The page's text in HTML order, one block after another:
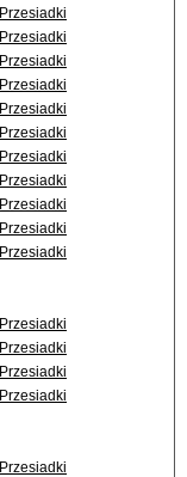
Przesiadki
Przesiadki
Przesiadki
Przesiadki
Przesiadki
Przesiadki
Przesiadki
Przesiadki
Przesiadki
Przesiadki
Przesiadki
Przesiadki
Przesiadki
Przesiadki
Przesiadki
Przesiadki